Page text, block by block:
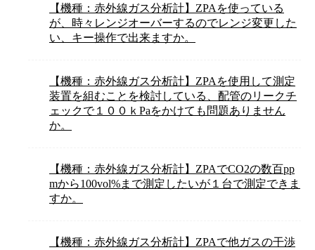
【機種：赤外線ガス分析計】ZPAを使っている
が、時々レンジオーバーするのでレンジ変更した
い、キー操作で出来ますか。
【機種：赤外線ガス分析計】ZPAを使用して測定
装置を組むことを検討している、配管のリークチ
ェックで１００ｋPaをかけても問題ありません
か。
【機種：赤外線ガス分析計】ZPAでCO2の数百pp
mから100vol%まで測定したいが１台で測定できま
すか。
【機種：赤外線ガス分析計】ZPAで他ガスの干渉